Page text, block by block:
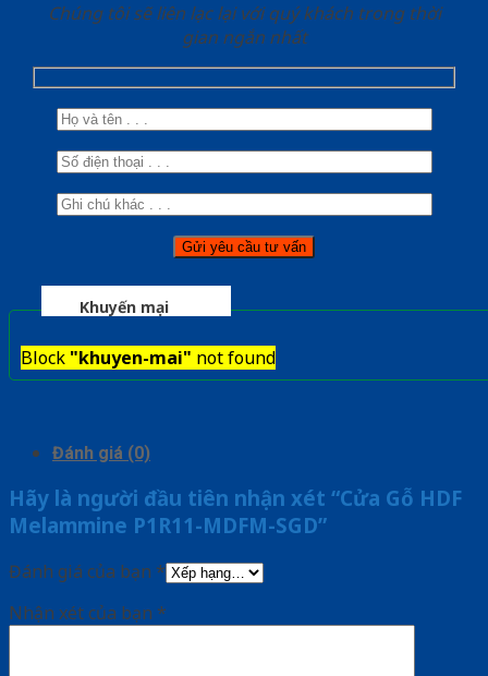
Chúng tôi sẽ liên lạc lại với quý khách trong thời
gian ngắn nhất
Khuyến mại
Block "khuyen-mai" not found
Đánh giá (0)
Hãy là người đầu tiên nhận xét “Cửa Gỗ HDF
Melammine P1R11-MDFM-SGD”
Đánh giá của bạn *
Nhận xét của bạn *